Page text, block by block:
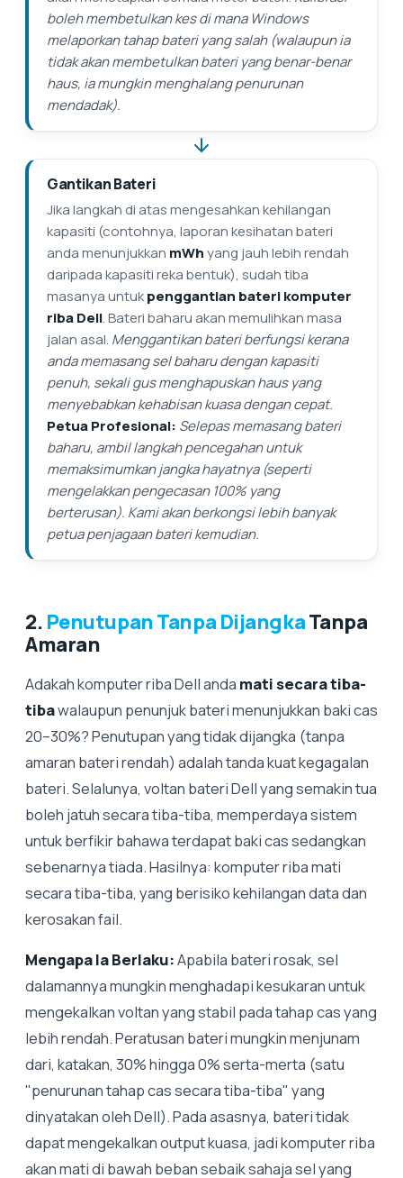
boleh membetulkan kes di mana Windows
melaporkan tahap bateri yang salah (walaupun ia
tidak akan membetulkan bateri yang benar-benar
haus, ia mungkin menghalang penurunan
mendadak).
Gantikan Bateri
Jika langkah di atas mengesahkan kehilangan
kapasiti (contohnya, laporan kesihatan bateri
anda menunjukkan mWhyang jauh lebih rendah
daripada kapasiti reka bentuk), sudah tiba
masanya untukpenggantian bateri komputer
riba Dell. Bateri baharu akan memulihkan masa
jalan asal. Menggantikan bateri berfungsi kerana
anda memasang sel baharu dengan kapasiti
penuh, sekali gus menghapuskan haus yang
menyebabkan kehabisan kuasa dengan cepat.
Petua Profesional: Selepas memasang bateri
baharu, ambil langkah pencegahan untuk
memaksimumkan jangka hayatnya (seperti
mengelakkan pengecasan 100% yang
berterusan). Kami akan berkongsi lebih banyak
petua penjagaan bateri kemudian.
2. Penutupan Tanpa DijangkaTanpa
Amaran
Adakah komputer riba Dell anda mati secara tiba-
tibawalaupun penunjuk bateri menunjukkan baki cas
20–30%? Penutupan yang tidak dijangka (tanpa
amaran bateri rendah) adalah tanda kuat kegagalan
bateri. Selalunya, voltan bateri Dell yang semakin tua
boleh jatuh secara tiba-tiba, memperdaya sistem
untuk berfikir bahawa terdapat baki cas sedangkan
sebenarnya tiada. Hasilnya: komputer riba mati
secara tiba-tiba, yang berisiko kehilangan data dan
kerosakan fail.
Mengapa Ia Berlaku:Apabila bateri rosak, sel
dalamannya mungkin menghadapi kesukaran untuk
mengekalkan voltan yang stabil pada tahap cas yang
lebih rendah. Peratusan bateri mungkin menjunam
dari, katakan, 30% hingga 0% serta-merta (satu
"penurunan tahap cas secara tiba-tiba" yang
dinyatakan oleh Dell). Pada asasnya, bateri tidak
dapat mengekalkan output kuasa, jadi komputer riba
akan mati di bawah beban sebaik sahaja sel yang